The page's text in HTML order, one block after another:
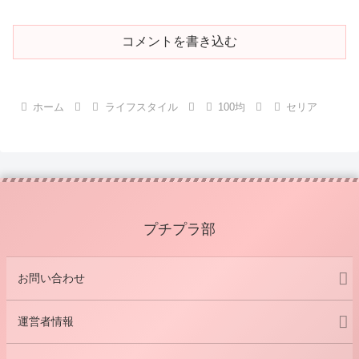
コメントを書き込む
ホーム ライフスタイル 100均 セリア
プチプラ部
お問い合わせ
運営者情報